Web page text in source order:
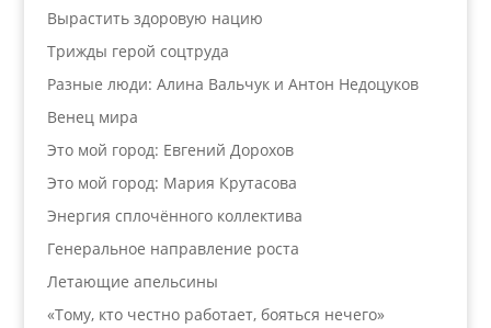
Вырастить здоровую нацию
Трижды герой соцтруда
Разные люди: Алина Вальчук и Антон Недоцуков
Венец мира
Это мой город: Евгений Дорохов
Это мой город: Мария Крутасова
Энергия сплочённого коллектива
Генеральное направление роста
Летающие апельсины
«Тому, кто честно работает, бояться нечего»